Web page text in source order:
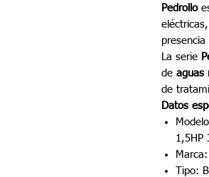
Pedrollo
La serie
de aguas
de
Datos
1,5HP
Tipo: